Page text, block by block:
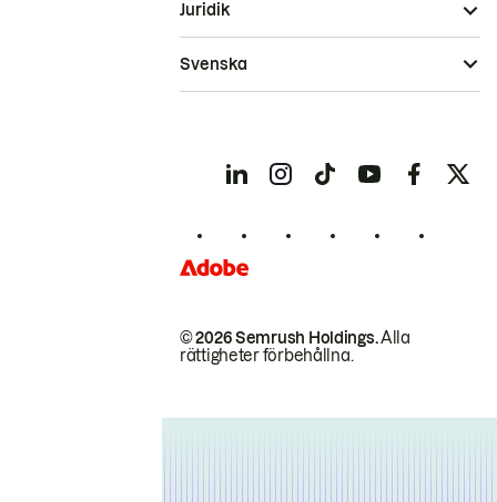
© 2026 Semrush Holdings.Alla
rättigheter förbehållna.
Juridik
Svenska